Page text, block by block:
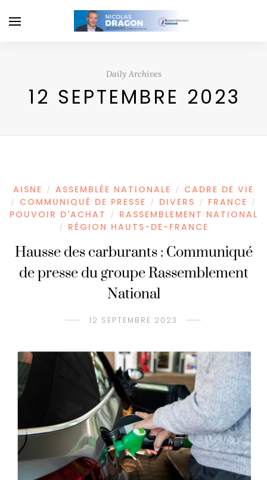
Daily Archives
12 SEPTEMBRE 2023
AISNE / ASSEMBLÉE NATIONALE / CADRE DE VIE
/ COMMUNIQUÉ DE PRESSE / DIVERS / FRANCE /
POUVOIR D'ACHAT / RASSEMBLEMENT NATIONAL
/ RÉGION HAUTS-DE-FRANCE
Hausse des carburants : Communiqué
de presse du groupe Rassemblement
National
12 SEPTEMBRE 2023